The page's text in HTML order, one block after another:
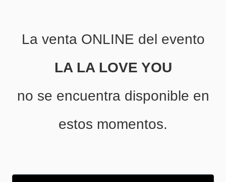
La venta ONLINE del evento
LA LA LOVE YOU
no se encuentra disponible en
estos momentos.